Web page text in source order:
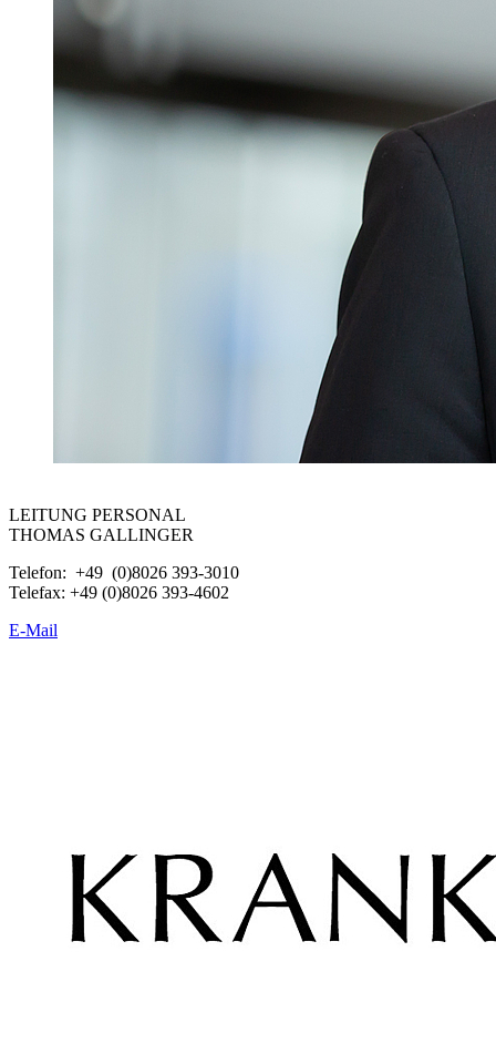
LEITUNG PERSONAL
THOMAS GALLINGER
Telefon: +49 (0)8026 393-3010
Telefax: +49 (0)8026 393-4602
E-Mail